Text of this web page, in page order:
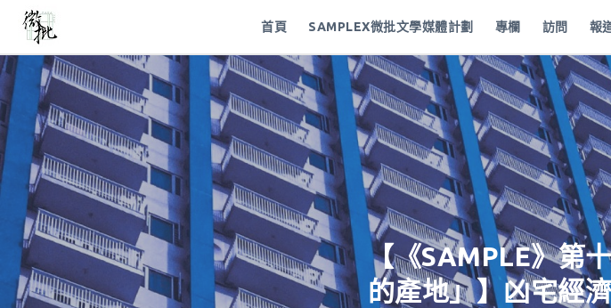
首頁 SAMPLEX微批文學媒體計劃 專欄 訪問 報
【《SAMPLE》第
的產地」】凶宅經